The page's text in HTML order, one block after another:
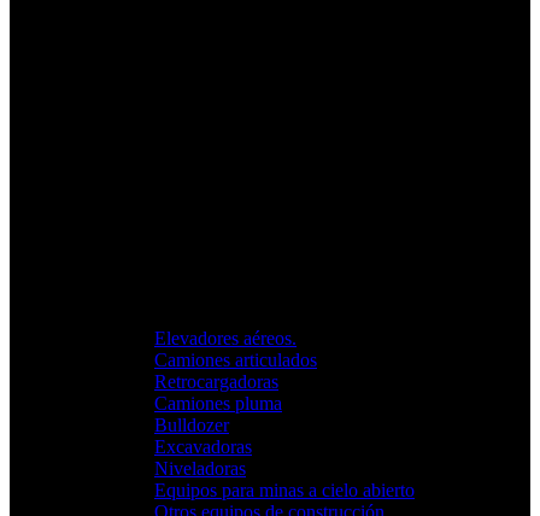
Elevadores aéreos.
Camiones articulados
Retrocargadoras
Camiones pluma
Bulldozer
Excavadoras
Niveladoras
Equipos para minas a cielo abierto
Otros equipos de construcción